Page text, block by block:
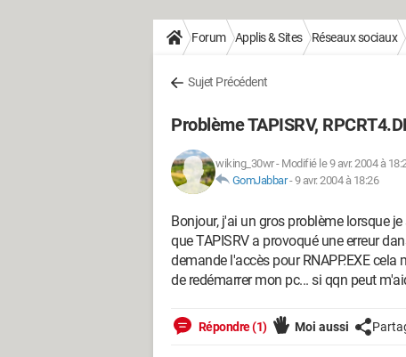
Forum Applis & Sites Réseaux sociaux
Sujet Précédent
Problème TAPISRV,
wiking_30wr- Modifié le 9 avr. 2004 à
GomJabbar-9 avr. 2004 à 18:26
Bonjour, j'ai un gros problème lorsque
que TAPISRV a provoqué une erreur
demande l'accès pour RNAPP.EXE
de redémarrer mon pc... si qqn peut
Répondre (1) Moi aussi